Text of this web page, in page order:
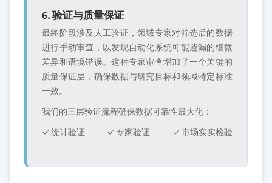
6. 验证与质量保证
最终阶段涉及人工验证，领域专家对筛选后的数据
进行手动审查，以发现自动化系统可能遗漏的细微
差异和语境错误。这种专家审查增加了一个关键的
质量保证层，确保数据与研究目标和领域特定标准
一致。
我们的三层验证流程确保数据可靠性最大化：
✓ 统计验证
✓ 专家验证 ✓ 市场实实检验